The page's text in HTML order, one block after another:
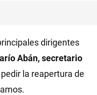
dirigentes
Abán,secretario
la reapertura de